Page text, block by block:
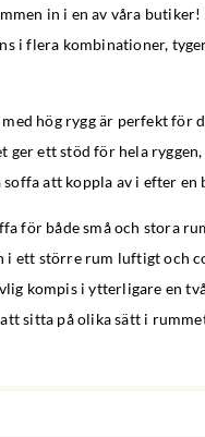
in i en av våra
i flera kombinationer,
med hög rygg är perfekt
ger ett stöd för hela
att koppla av i efter en
för både små och stora
i ett större rum luftigt och
kompis i ytterligare en
sitta på olika sätt i